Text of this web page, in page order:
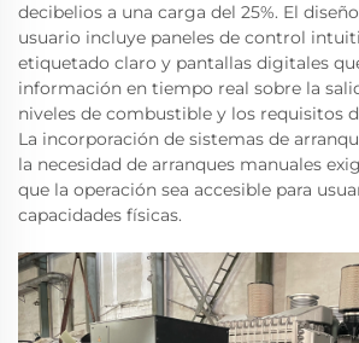
decibelios a una carga del 25%. El
usuario incluye paneles de control
etiquetado claro y pantallas digitales
información en tiempo real sobre la
niveles de combustible y los requisitos
La incorporación de sistemas de
la necesidad de arranques manuales
que la operación sea accesible para
capacidades físicas.